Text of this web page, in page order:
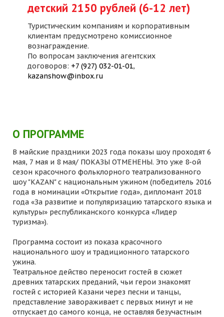
детский 2150 рублей (6-12 лет)
Туристическим компаниям и корпоративным
клиентам предусмотрено комиссионное
вознаграждение.
По вопросам заключения агентских
договоров: +7 (927) 032-01-01,
kazanshow@inbox.ru
О ПРОГРАММЕ
В майские праздники 2023 года показы шоу проходят 6
мая, 7 мая и 8 мая/ ПОКАЗЫ ОТМЕНЕНЫ. Это уже 8-ой
сезон красочного фольклорного театрализованного
шоу "KAZAN" с национальным ужином (победитель 2016
года в номинации «Открытие года», дипломант 2018
года «За развитие и популяризацию татарского языка и
культуры» республиканского конкурса «Лидер
туризма»).
Программа состоит из показа красочного
национального шоу и традиционного татарского
ужина.
Театральное действо переносит гостей в сюжет
древних татарских преданий, чьи герои знакомят
гостей с историей Казани через песни и танцы,
представление завораживает с первых минут и не
отпускает до самого конца, не оставляя безучастным